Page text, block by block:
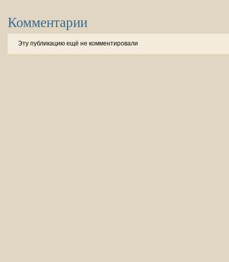
Комментарии
Эту публикацию ещё не комментировали